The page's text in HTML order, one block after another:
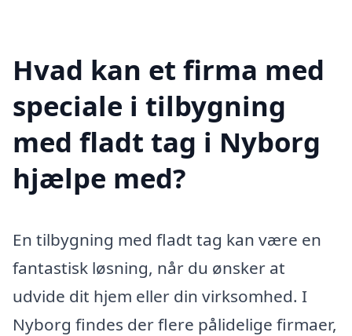
Hvad kan et firma med
speciale i tilbygning
med fladt tag i Nyborg
hjælpe med?
En tilbygning med fladt tag kan være en
fantastisk løsning, når du ønsker at
udvide dit hjem eller din virksomhed. I
Nyborg findes der flere pålidelige firmaer,